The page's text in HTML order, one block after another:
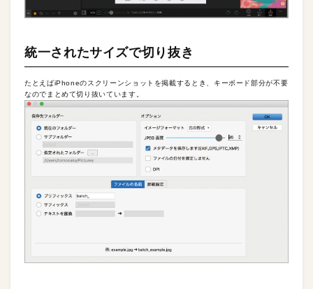
統一されたサイズで切り抜き
たとえばiPhoneのスクリーンショットを掲載するとき、キーボード部分が不要
なのでまとめて切り抜いています。